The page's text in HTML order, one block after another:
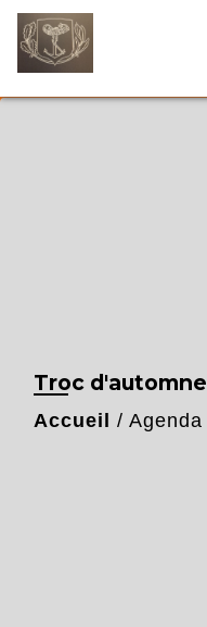
Troc d'automne
Accueil / Agenda